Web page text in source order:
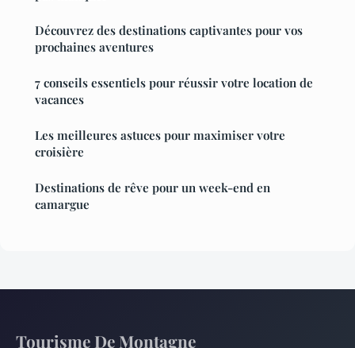
Découvrez des destinations captivantes pour vos
prochaines aventures
7 conseils essentiels pour réussir votre location de
vacances
Les meilleures astuces pour maximiser votre
croisière
Destinations de rêve pour un week-end en
camargue
Tourisme De Montagne